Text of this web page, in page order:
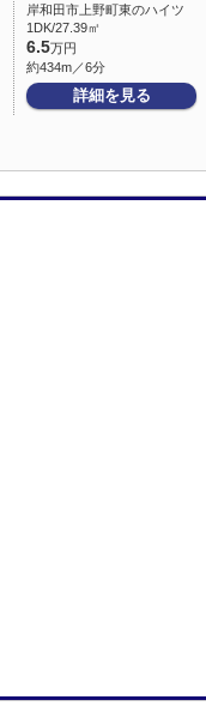
岸和田市上野町東のハイツ
1DK/27.39㎡
6.5万円
約434m／6分
詳細を見る